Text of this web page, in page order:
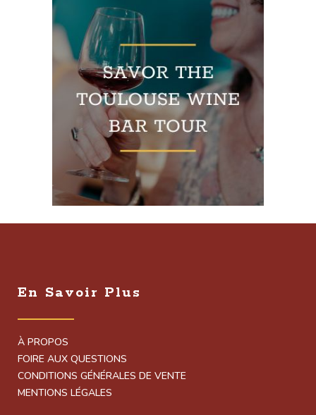
En Savoir Plus
À PROPOS
FOIRE AUX QUESTIONS
CONDITIONS GÉNÉRALES DE VENTE
MENTIONS LÉGALES